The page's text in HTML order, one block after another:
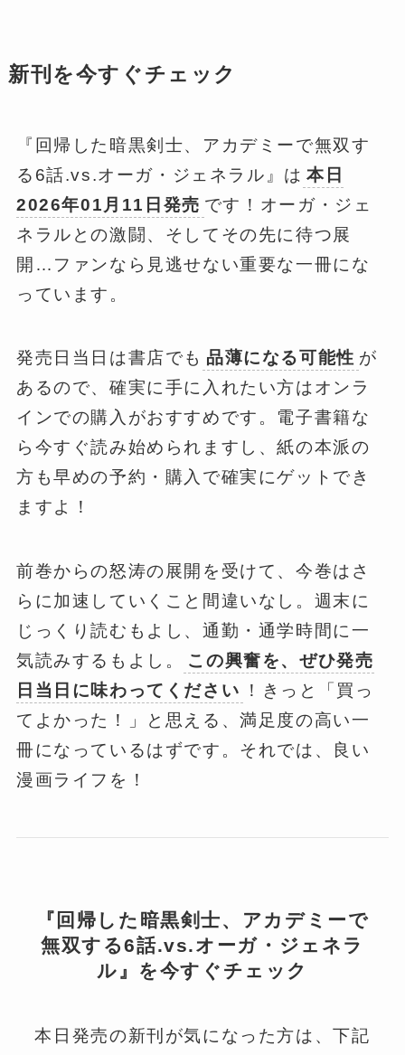
新刊を今すぐチェック
『回帰した暗黒剣士、アカデミーで無双す
る6話.vs.オーガ・ジェネラル』は 本日
2026年01月11日発売 です！オーガ・ジェ
ネラルとの激闘、そしてその先に待つ展
開…ファンなら見逃せない重要な一冊にな
っています。
発売日当日は書店でも 品薄になる可能性 が
あるので、確実に手に入れたい方はオンラ
インでの購入がおすすめです。電子書籍な
ら今すぐ読み始められますし、紙の本派の
方も早めの予約・購入で確実にゲットでき
ますよ！
前巻からの怒涛の展開を受けて、今巻はさ
らに加速していくこと間違いなし。週末に
じっくり読むもよし、通勤・通学時間に一
気読みするもよし。
この興奮を、ぜひ発売
日当日に味わってください
！きっと「買っ
てよかった！」と思える、満足度の高い一
冊になっているはずです。それでは、良い
漫画ライフを！
『回帰した暗黒剣士、アカデミーで
無双する6話.vs.オーガ・ジェネラ
ル』を今すぐチェック
本日発売の新刊が気になった方は、下記